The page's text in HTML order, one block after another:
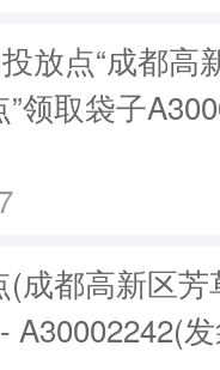
放点“成都高
领取袋子
成都高新区
A30002242(